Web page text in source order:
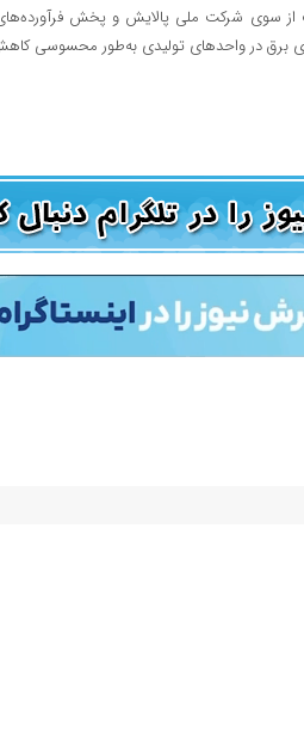
سوی شرکت ملی پالایش و پخش فرآورده‌های
در واحدهای تولیدی به‌طور محسوسی